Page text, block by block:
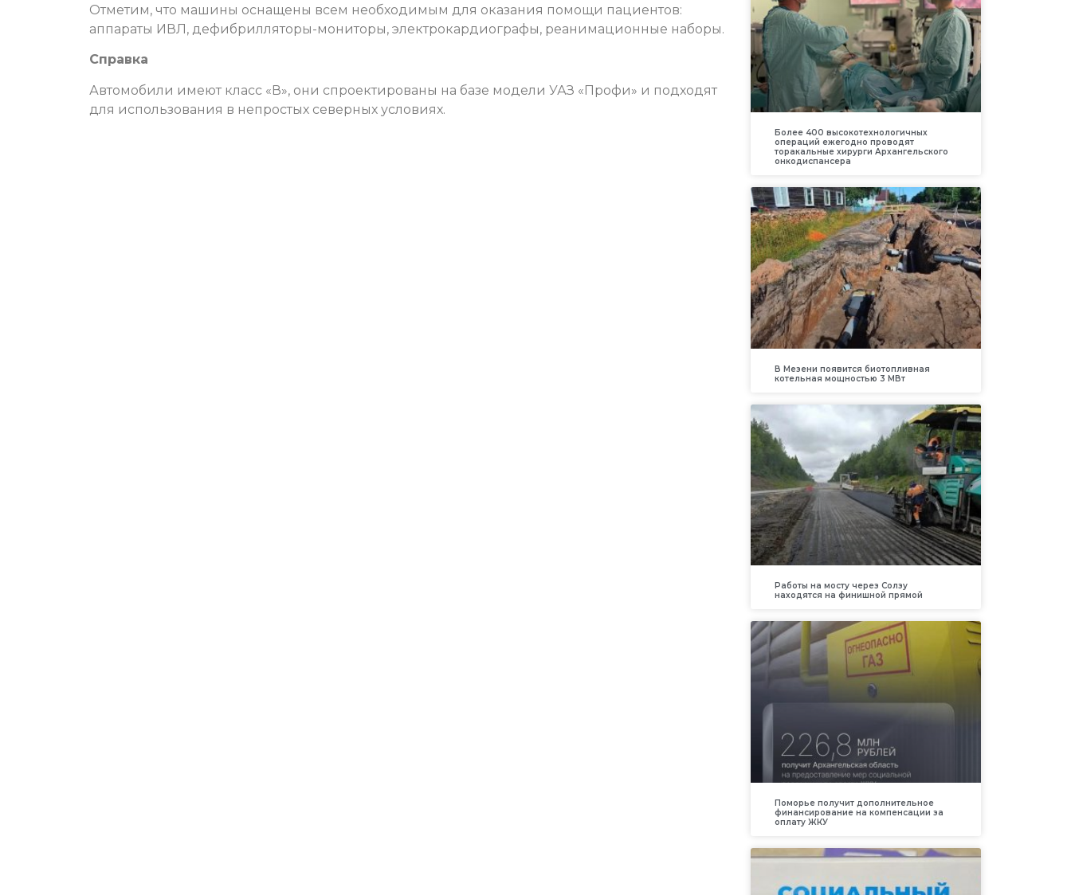
Отметим, что машины оснащены всем необходимым для оказания помощи пациентов:
аппараты ИВЛ, дефибрилляторы-мониторы, электрокардиографы, реанимационные наборы.
Справка
Автомобили имеют класс «В», они спроектированы на базе модели УАЗ «Профи» и подходят
для использования в непростых северных условиях.
Более 400 высокотехнологичных
операций ежегодно проводят
торакальные хирурги Архангельского
онкодиспансера
В Мезени появится биотопливная
котельная мощностью 3 МВт
Работы на мосту через Солзу
находятся на финишной прямой
Поморье получит дополнительное
финансирование на компенсации за
оплату ЖКУ